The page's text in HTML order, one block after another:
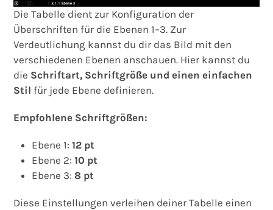
Die Tabelle dient zur Konfiguration der
Überschriften für die Ebenen 1–3. Zur
Verdeutlichung kannst du dir das Bild mit den
verschiedenen Ebenen anschauen. Hier kannst du
die Schriftart, Schriftgröße und einen einfachen
Stil für jede Ebene definieren.
Empfohlene Schriftgrößen:
Ebene 1:12 pt
Ebene 2:10 pt
Ebene 3: 8 pt
Diese Einstellungen verleihen deiner Tabelle einen